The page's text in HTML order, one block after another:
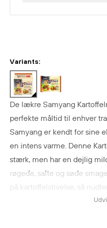
Variants:
De lækre Samyang
perfekte måltid til enhver
Samyang er kendt for sine
en intens varme. Denne
stærk, men har en dejlig
røgede, salte og søde smage
på kartoffelstivelse, så